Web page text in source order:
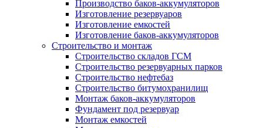
Производство баков-аккумуляторов
Изготовление резервуаров
Изготовление емкостей
Изготовление баков-аккумуляторов
Строительство и монтаж
Строительство складов ГСМ
Строительство резервуарных парков
Строительство нефтебаз
Строительство битумохранилищ
Монтаж баков-аккумуляторов
Фундамент под резервуар
Монтаж емкостей